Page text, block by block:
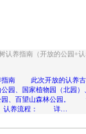
认养指南（开放的公园+
南 此次开放的认养古
园、国家植物园（北园
园、百望山森林公园。
认养流程： 详…